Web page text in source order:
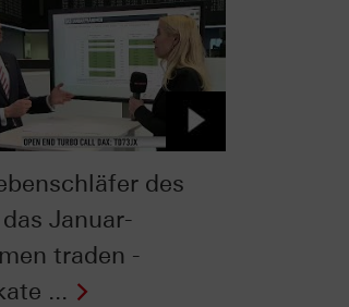
des
Januar-
traden -
...